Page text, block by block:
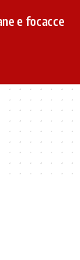
e focacce